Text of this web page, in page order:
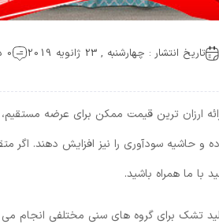
تاریخ انتشار : چهارشنبه , 23 ژانویه 2019 0 دیدگاه
ارزان ترین قیمت ممکن برای عرضه
و حاشیه سودآوری را نیز افزایش دهند.
با ما همراه باشید.
تشک برای گروه های سنی مختلفی انجام